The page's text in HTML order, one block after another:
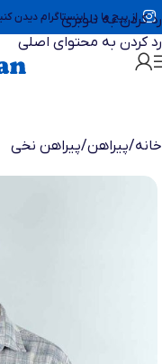
رد کردن به ناوبری
رد کردن به محتوای اصلی
از پیج ما در اینستاگرام دیدن
خانه/پیراهن/پیراهن نخی